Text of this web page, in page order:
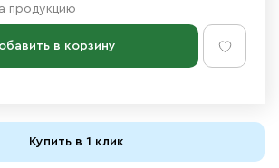
продукцию
в корзину
Купить в 1 клик